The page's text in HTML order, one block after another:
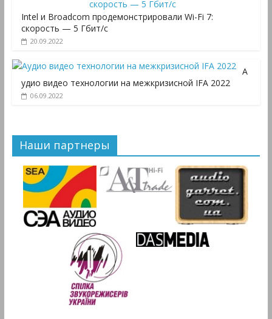
Intel и Broadcom продемонстрировали Wi-Fi 7:
скорость — 5 Гбит/с
20.09.2022
А
удио видео технологии на межкризисной IFA 2022
06.09.2022
Наши партнеры